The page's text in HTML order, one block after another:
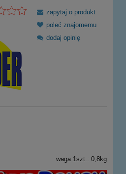
zapytaj o produkt
poleć znajomemu
dodaj opinię
waga 1szt.: 0,8kg